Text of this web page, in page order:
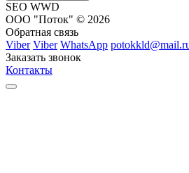
SEO WWD
ООО "Поток" © 2026
Обратная связь
Viber Viber WhatsApp
Заказать звонок
Контакты